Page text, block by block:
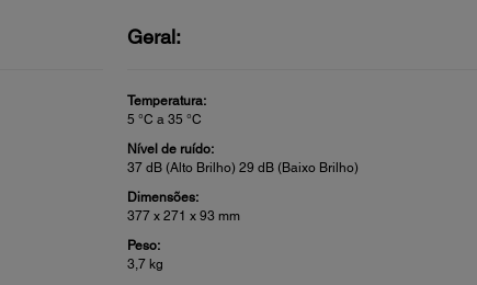
Geral:
Temperatura:
5 °C a 35 °C
Nível de ruído:
37 dB (Alto Brilho) 29 dB (Baixo Brilho)
Dimensões:
377 x 271 x 93 mm
Peso:
3,7 kg